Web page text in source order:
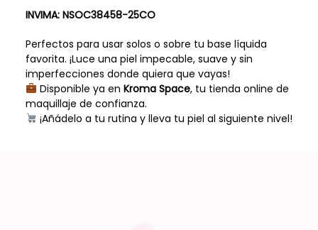
INVIMA: NSOC38458-25CO
Perfectos para usar solos o sobre tu base líquida
favorita. ¡Luce una piel impecable, suave y sin
imperfecciones donde quiera que vayas!
Disponible ya en Kroma Space, tu tienda online de
maquillaje de confianza.
¡Añádelo a tu rutina y lleva tu piel al siguiente nivel!